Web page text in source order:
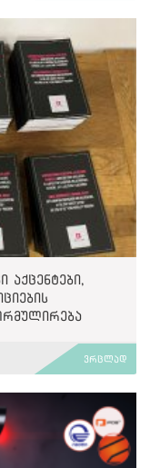
აქცენტები,
ვრცლად